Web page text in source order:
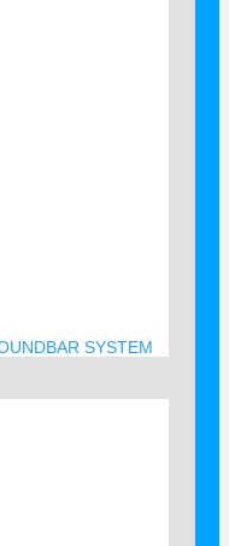
SYSTEM